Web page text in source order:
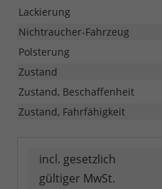
Lackierung
Nichtraucher-Fahrzeug
Polsterung
Zustand
Zustand, Beschaffenheit
Zustand, Fahrfähigkeit
incl. gesetzlich
gültiger MwSt.